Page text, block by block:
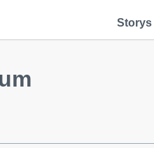
Storys